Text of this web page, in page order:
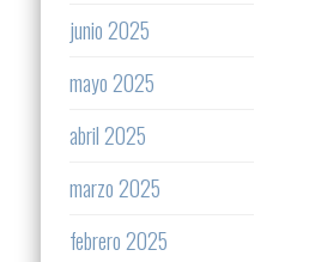
junio 2025
mayo 2025
abril 2025
marzo 2025
febrero 2025